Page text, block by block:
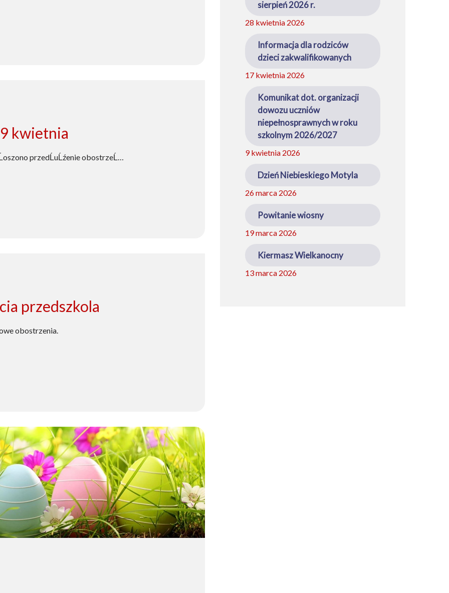
kwietnia
przedĹuĹźenie obostrzeĹ…
przedszkola
obostrzenia.
sierpień 2026 r.
28 kwietnia 2026
Informacja dla rodziców
dzieci zakwalifikowanych
17 kwietnia 2026
Komunikat dot. organizacji
dowozu uczniów
niepełnosprawnych w roku
szkolnym 2026/2027
9 kwietnia 2026
Dzień Niebieskiego Motyla
26 marca 2026
Powitanie wiosny
19 marca 2026
Kiermasz Wielkanocny
13 marca 2026